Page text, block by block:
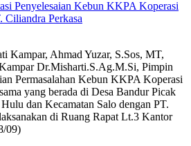
Kampar, Ahmad Yuzar, S.Sos, MT,
Dr.Misharti.S.Ag.M.Si, Pimpin
Permasalahan Kebun KKPA Koperasi
yang berada di Desa Bandur Picak
dan Kecamatan Salo dengan PT.
di Ruang Rapat Lt.3 Kantor
09)